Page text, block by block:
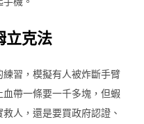
立克法
習，模擬有人被炸斷手臂
帶一條要一千多塊，但蝦
人，還是要買政府認證、